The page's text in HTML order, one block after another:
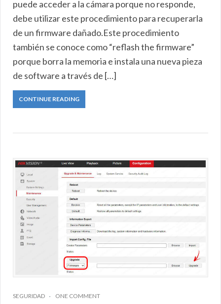
puede acceder a la cámara porque no responde,
debe utilizar este procedimiento para recuperarla
de un firmware dañado.Este procedimiento
también se conoce como “reflash the firmware”
porque borra la memoria e instala una nueva pieza
de software a través de […]
CONTINUE READING
SEGURIDAD ONE COMMENT